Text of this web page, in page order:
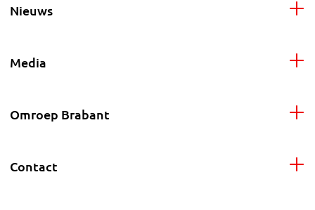
Nieuws
Media
Omroep Brabant
Contact